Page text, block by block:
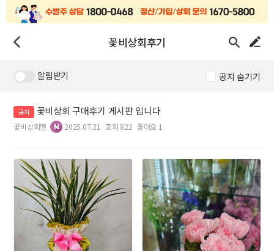
꽃비상회후기
알림받기 공지 숨기기
공지 꽃비상회 구매후기 게시판 입니다
꽃비상회맨 2025.07.31 조회 822 좋아요 1